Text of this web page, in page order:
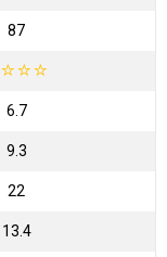
₹87
☆☆☆
6.7
9.3
22
13.4